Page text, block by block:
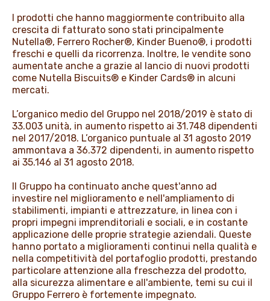
I prodotti che hanno maggiormente contribuito alla
crescita di fatturato sono stati principalmente
Nutella®, Ferrero Rocher®, Kinder Bueno®, i prodotti
freschi e quelli da ricorrenza. Inoltre, le vendite sono
aumentate anche a grazie al lancio di nuovi prodotti
come Nutella Biscuits® e Kinder Cards® in alcuni
mercati.
L’organico medio del Gruppo nel 2018/2019 è stato di
33.003 unità, in aumento rispetto ai 31.748 dipendenti
nel 2017/2018. L’organico puntuale al 31 agosto 2019
ammontava a 36.372 dipendenti, in aumento rispetto
ai 35.146 al 31 agosto 2018.
Il Gruppo ha continuato anche quest'anno ad
investire nel miglioramento e nell'ampliamento di
stabilimenti, impianti e attrezzature, in linea con i
propri impegni imprenditoriali e sociali, e in costante
applicazione delle proprie strategie aziendali. Queste
hanno portato a miglioramenti continui nella qualità e
nella competitività del portafoglio prodotti, prestando
particolare attenzione alla freschezza del prodotto,
alla sicurezza alimentare e all'ambiente, temi su cui il
Gruppo Ferrero è fortemente impegnato.